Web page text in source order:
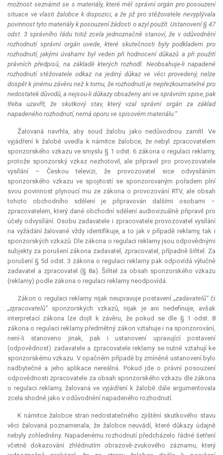
možnost seznámit se s materiály, které měl správní orgán pro posouzení
situace ve vlasti žalobce k dispozici, a že již pro stěžovatele nevyplývala
povinnost tyto materiály k posouzení žádosti o azyl použít. Ustanovení § 47
odst. 3 správního řádu totiž zcela jednoznačně stanoví, že v odůvodnění
rozhodnutí správní orgán uvede, které skutečnosti byly podkladem pro
rozhodnutí, jakými úvahami byl veden při hodnocení důkazů a při použití
právních předpisů, na základě kterých rozhodl. Neobsahuje-li napadené
rozhodnutí stěžovatele odkaz na jediný důkaz ve věci provedený, nelze
dospět k jinému závěru než k tomu, že rozhodnutí je nepřezkoumatelné pro
nedostatek důvodů, a nejsou-li důkazy obsaženy ani ve správním spise, pak
třeba uzavřít, že skutkový stav, který vzal správní orgán za základ
napadeného rozhodnutí, nemá oporu ve spisovém materiálu.“
Žalovaná navrhla, aby soud žalobu jako nedůvodnou zamítl. Ve
vyjádření k žalobě uvedla k námitce žalobce, že nebyl zpracovatelem
sponzorského vzkazu ve smyslu § 1 odst. 6 zákona o regulaci reklamy,
protože sponzorský vzkaz nezhotovil, ale připravil pro provozovatele
vysílání – Českou televizi, že provozovatel sice odvysíláním
sponzorského vzkazu ve spojitostí se sponzorovaným pořadem plní
svou povinnost plynoucí mu ze zákona o provozování RTV, ale obsah
tohoto obchodního sdělení je připravován dalšími osobami –
zpracovatelem, který dané obchodní sdělení audiovizuálně připravil pro
účely odvysílání. Osobu zadavatele i zpracovatele provozovatel vysílání
na vyžádání žalované vždy identifikuje, a to jak v případě reklamy, tak i
sponzorských vzkazů. Dle zákona o regulaci reklamy jsou odpovědnými
subjekty za porušení zákona zadavatel, zpracovatel, případně šiřitel. Za
porušení § 5d odst. 3 zákona o regulaci reklamy pak odpovídá výlučně
zadavatel a zpracovatel (§ 8a). Šiřitel za obsah sponzorského vzkazu
(reklamy) podle zákona o regulaci reklamy neodpovídá.
Zákon o regulaci reklamy nijak neupravuje postavení „zadavatelů“či
„zpracovatelů“ sponzorských vzkazů, nijak je ani nedefinuje, avšak
interpretací zákona lze dojít k závěru, že pokud se dle § 1 odst. 8
zákona o regulaci reklamy předmětný zákon vztahuje i na sponzorování,
není-li stanoveno jinak, pak i ustanovení upravující postavení
(odpovědnost) zadavatele a zpracovatele reklamy se nutně vztahují ke
sponzorskému vzkazu. V opačném případě by zmíněné ustanovení bylo
nadbytečné a jeho aplikace nereálná. Pokud jde o právní posouzení
odpovědnosti zpracovatele za obsah sponzorského vzkazu dle zákona
o regulaci reklamy, žalovaná ve vyjádření k žalobě dále argumentovala
zcela shodně jako v odůvodnění napadeného rozhodnutí.
K námitce žalobce stran nedostatečného zjištění skutkového stavu
věci žalovaná poznamenala, že žalobce neuvádí, které důkazy údajně
nebyly zohledněny. Napadenému rozhodnutí předcházelo řádné šetření
včetně dokazování zhlédnutím obrazově-zvukového záznamu, který